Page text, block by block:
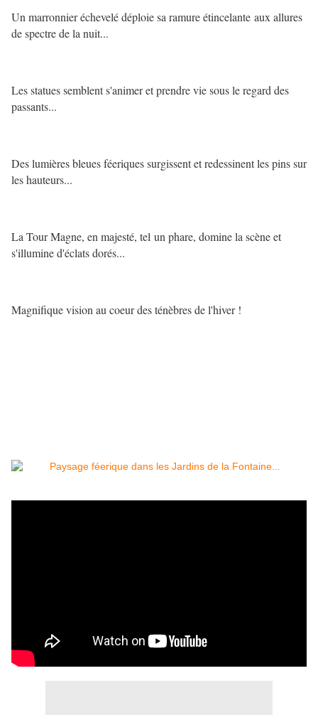
Un marronnier échevelé déploie sa ramure étincelante aux allures
de spectre de la nuit...
Les statues semblent s'animer et prendre vie sous le regard des
passants...
Des lumières bleues féeriques surgissent et redessinent les pins sur
les hauteurs...
La Tour Magne, en majesté, tel un phare, domine la scène et
s'illumine d'éclats dorés...
Magnifique vision au coeur des ténèbres de l'hiver !